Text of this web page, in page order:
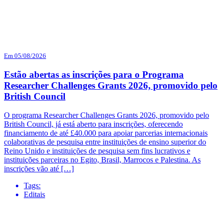
Em 05/08/2026
Estão abertas as inscrições para o Programa
Researcher Challenges Grants 2026, promovido pelo
British Council
O programa Researcher Challenges Grants 2026, promovido pelo
British Council, já está aberto para inscrições, oferecendo
financiamento de até £40.000 para apoiar parcerias internacionais
colaborativas de pesquisa entre instituições de ensino superior do
Reino Unido e instituições de pesquisa sem fins lucrativos e
instituições parceiras no Egito, Brasil, Marrocos e Palestina. As
inscrições vão até […]
Tags:
Editais